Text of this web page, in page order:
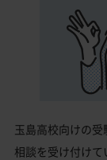
玉島高校向けの受
相談を受け付けて